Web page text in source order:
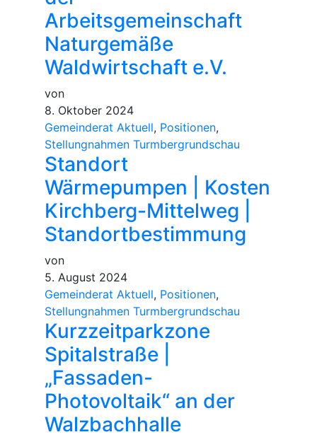
Arbeitsgemeinschaft
Naturgemäße
Waldwirtschaft e.V.
von
8. Oktober 2024
Gemeinderat Aktuell, Positionen,
Stellungnahmen Turmbergrundschau
Standort
Wärmepumpen | Kosten
Kirchberg-Mittelweg |
Standortbestimmung
von
5. August 2024
Gemeinderat Aktuell, Positionen,
Stellungnahmen Turmbergrundschau
Kurzzeitparkzone
Spitalstraße |
„Fassaden-
Photovoltaik“ an der
Walzbachhalle